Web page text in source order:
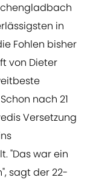
in
Fohlen bisher
von Dieter
nach 21
Versetzung
"Das war ein
sagt der 22-